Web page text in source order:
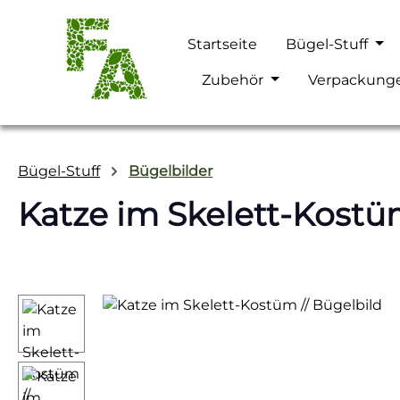
Hauptinhalt springen
Zur Suche springen
Zur Hauptnavigation springen
Startseite
Bügel-Stuff
Zubehör
Bügel-Stuff Bügelbilder
Katze im Skelett-
Bildergalerie überspringen